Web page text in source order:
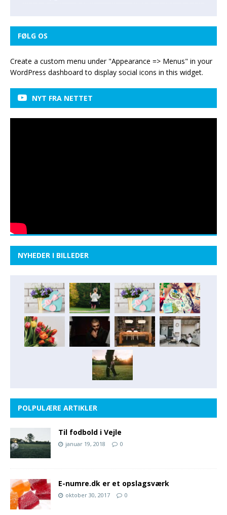
FØLG OS
Create a custom menu under "Appearance => Menus" in your
WordPress dashboard to display social icons in this widget.
NYT FRA NETTET
NYHEDER I BILLEDER
POLPULÆRE ARTIKLER
Til fodbold i Vejle
januar 19, 2018 0
E-numre.dk er et opslagsværk
oktober 30, 2017 0